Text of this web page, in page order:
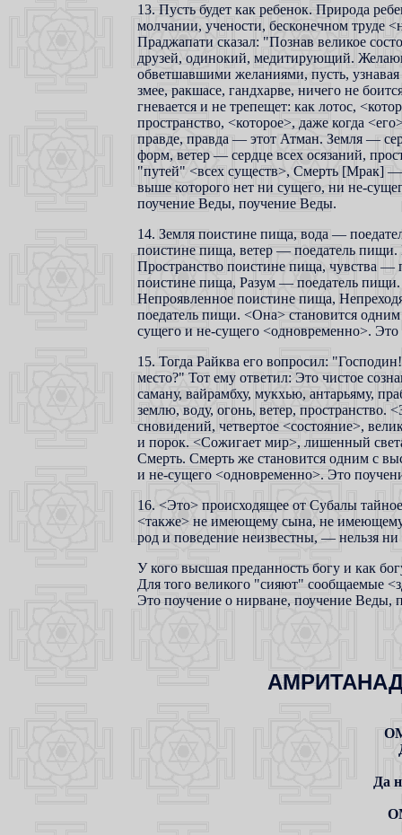
13. Пусть будет как ребенок. Природа
молчании, учености, бесконечном труде
Праджапати сказал: "Познав великое
друзей, одинокий, медитирующий.
обветшавшими желаниями, пусть,
змее, ракшасе, гандхарве, ничего не
гневается и не трепещет: как лотос,
пространство, <которое>, даже когда
правде, правда — этот Атман. Земля —
форм, ветер — сердце всех осязаний,
"путей" <всех существ>, Смерть [Мрак] —
выше которого нет ни сущего, ни не-
поучение Веды, поучение Веды.
14. Земля поистине пища, вода —
поистине пища, ветер — поедатель
Пространство поистине пища, чувства
поистине пища, Разум — поедатель
Непроявленное поистине пища,
поедатель пищи. <Она> становится
сущего и не-сущего <одновременно>.
15. Тогда Райква его вопросил:
место?" Тот ему ответил: Это чистое
саману, вайрамбху, мукхью, антарьяму,
землю, воду, огонь, ветер, пространство.
сновидений, четвертое <состояние>,
и порок. <Сожигает мир>, лишенный
Смерть. Смерть же становится одним с
и не-сущего <одновременно>. Это
16. <Это> происходящее от Субалы
<также> не имеющему сына, не
род и поведение неизвестны, — нельзя ни
У кого высшая преданность богу и как
Для того великого "сияют" сообщаемые
Это поучение о нирване, поучение Веды,
Да